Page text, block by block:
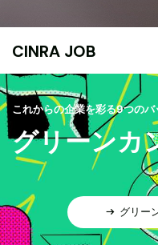
CINRA JOB
これからの企業を彩る9つの
グリーンカ
グリー